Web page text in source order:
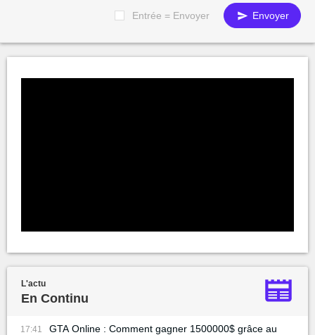
Entrée = Envoyer Envoyer
L'actu
En Continu
17:41
GTA Online : Comment gagner 1500000$ grâce au